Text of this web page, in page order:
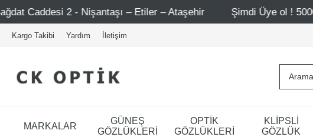
- Nişantaşı – Etiler – Ataşehir Şimdi Üye ol ! 5000 TL üzeri ilk
Kargo Takibi Yardım İletişim
MARKALAR
GÜNEŞ
GÖZLÜKLERİ
OPTİK
GÖZLÜKLERİ
KLİPSLİ
GÖZLÜK